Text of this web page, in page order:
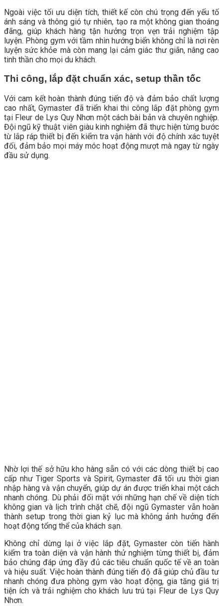
Ngoài việc tối ưu diện tích, thiết kế còn chú trọng đến yếu tố
ánh sáng và thông gió tự nhiên, tạo ra một không gian thoáng
đãng, giúp khách hàng tận hưởng trọn vẹn trải nghiệm tập
luyện. Phòng gym với tầm nhìn hướng biển không chỉ là nơi rèn
luyện sức khỏe mà còn mang lại cảm giác thư giãn, nâng cao
tinh thần cho mọi du khách.
Thi công, lắp đặt chuẩn xác, setup thần tốc
Với cam kết hoàn thành đúng tiến độ và đảm bảo chất lượng
cao nhất, Gymaster đã triển khai thi công lắp đặt phòng gym
tại Fleur de Lys Quy Nhơn một cách bài bản và chuyên nghiệp.
Đội ngũ kỹ thuật viên giàu kinh nghiệm đã thực hiện từng bước
từ lắp ráp thiết bị đến kiểm tra vận hành với độ chính xác tuyệt
đối, đảm bảo mọi máy móc hoạt động mượt mà ngay từ ngày
đầu sử dụng.
Nhờ lợi thế sở hữu kho hàng sẵn có với các dòng thiết bị cao
cấp như Tiger Sports và Spirit, Gymaster đã tối ưu thời gian
nhập hàng và vận chuyển, giúp dự án được triển khai một cách
nhanh chóng. Dù phải đối mặt với những hạn chế về diện tích
không gian và lịch trình chặt chẽ, đội ngũ Gymaster vẫn hoàn
thành setup trong thời gian kỷ lục mà không ảnh hưởng đến
hoạt động tổng thể của khách sạn.
Không chỉ dừng lại ở việc lắp đặt, Gymaster còn tiến hành
kiểm tra toàn diện và vận hành thử nghiệm từng thiết bị, đảm
bảo chúng đáp ứng đầy đủ các tiêu chuẩn quốc tế về an toàn
và hiệu suất. Việc hoàn thành đúng tiến độ đã giúp chủ đầu tư
nhanh chóng đưa phòng gym vào hoạt động, gia tăng giá trị
tiện ích và trải nghiệm cho khách lưu trú tại Fleur de Lys Quy
Nhơn.